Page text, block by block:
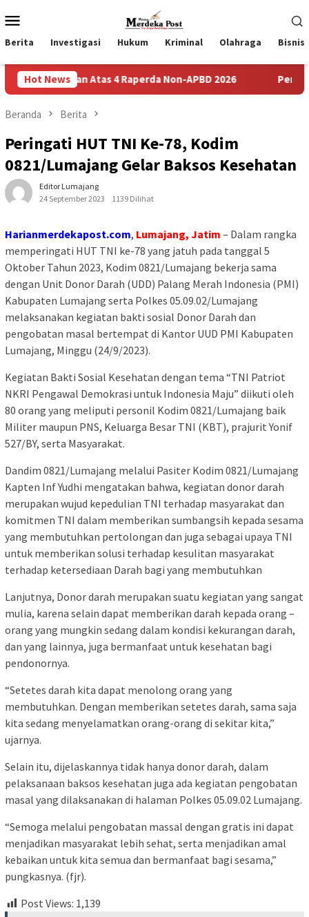
ke
kontenMobile
Berita Investigasi Hukum Kriminal Olahraga Bisnis
Hot News
Atas 4 Raperda Non-APBD 2026 Pemdes Bulusari
Beranda Berita
Peringati HUT TNI Ke-78, Kodim
0821/Lumajang Gelar Baksos Kesehatan
Editor Lumajang
24 September 2023
1139 Dilihat
Harianmerdekapost.com, Lumajang, Jatim – Dalam rangka
memperingati HUT TNI ke-78 yang jatuh pada tanggal 5
Oktober Tahun 2023, Kodim 0821/Lumajang bekerja sama
dengan Unit Donor Darah (UDD) Palang Merah Indonesia (PMI)
Kabupaten Lumajang serta Polkes 05.09.02/Lumajang
melaksanakan kegiatan bakti sosial Donor Darah dan
pengobatan masal bertempat di Kantor UUD PMI Kabupaten
Lumajang, Minggu (24/9/2023).
Kegiatan Bakti Sosial Kesehatan dengan tema “TNI Patriot
NKRI Pengawal Demokrasi untuk Indonesia Maju” diikuti oleh
80 orang yang meliputi personil Kodim 0821/Lumajang baik
Militer maupun PNS, Keluarga Besar TNI (KBT), prajurit Yonif
527/BY, serta Masyarakat.
Dandim 0821/Lumajang melalui Pasiter Kodim 0821/Lumajang
Kapten Inf Yudhi mengatakan bahwa, kegiatan donor darah
merupakan wujud kepedulian TNI terhadap masyarakat dan
komitmen TNI dalam memberikan sumbangsih kepada sesama
yang membutuhkan pertolongan dan juga sebagai upaya TNI
untuk memberikan solusi terhadap kesulitan masyarakat
terhadap ketersediaan Darah bagi yang membutuhkan
Lanjutnya, Donor darah merupakan suatu kegiatan yang sangat
mulia, karena selain dapat memberikan darah kepada orang –
orang yang mungkin sedang dalam kondisi kekurangan darah,
dan yang lainnya, juga bermanfaat untuk kesehatan bagi
pendonornya.
“Setetes darah kita dapat menolong orang yang
membutuhkan. Dengan memberikan setetes darah, sama saja
kita sedang menyelamatkan orang-orang di sekitar kita,”
ujarnya.
Selain itu, dijelaskannya tidak hanya donor darah, dalam
pelaksanaan baksos kesehatan juga ada kegiatan pengobatan
masal yang dilaksanakan di halaman Polkes 05.09.02 Lumajang.
“Semoga melalui pengobatan massal dengan gratis ini dapat
menjadikan masyarakat lebih sehat, serta menjadikan amal
kebaikan untuk kita semua dan bermanfaat bagi sesama,”
pungkasnya. (fjr).
Post Views: 1,139